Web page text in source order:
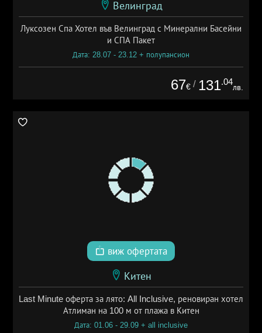
Велинград
Луксозен Спа Хотел във Велинград с Минерални Басейни
и СПА Пакет
Дата: 28.07 - 23.12 + полупансион
67€ / 131.04
лв.
виж офертата
Китен
Last Minute оферта за лято: All Inclusive, реновиран хотел
Атлиман на 100 м от плажа в Китен
Дата: 01.06 - 29.09 + all inclusive